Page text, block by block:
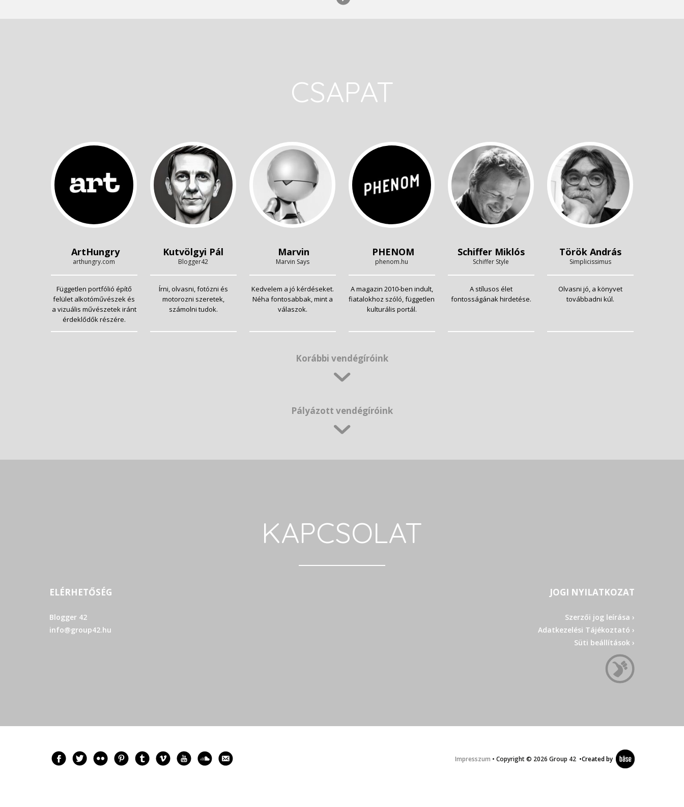
CSAPAT
ArtHungry
arthungry.com
Független portfólió építő
felület alkotóművészek és
a vizuális művészetek iránt
érdeklődők részére.
Kutvölgyi Pál
Blogger42
Írni, olvasni, fotózni és
motorozni szeretek,
számolni tudok.
Marvin
Marvin Says
Kedvelem a jó kérdéseket.
Néha fontosabbak, mint a
válaszok.
PHENOM
phenom.hu
A magazin 2010-ben indult,
fiatalokhoz szóló, független
kulturális portál.
Schiffer Miklós
Schiffer Style
A stílusos élet
fontosságának hirdetése.
Török András
Simplicissimus
Olvasni jó, a könyvet
továbbadni kúl.
Korábbi vendégíróink
Pályázott vendégíróink
KAPCSOLAT
ELÉRHETŐSÉG
Blogger 42
info@group42.hu
JOGI NYILATKOZAT
Szerzői jog leírása ›
Adatkezelési Tájékoztató ›
Süti beállítások ›
Impresszum • Copyright © 2026 Group 42 •Created by